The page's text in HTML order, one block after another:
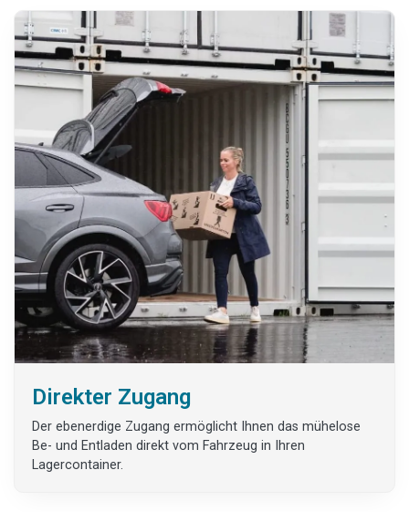
Direkter Zugang
Der ebenerdige Zugang ermöglicht Ihnen das mühelose
Be- und Entladen direkt vom Fahrzeug in Ihren
Lagercontainer.